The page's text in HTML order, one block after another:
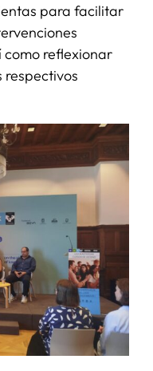
para facilitar
como reflexionar
respectivos